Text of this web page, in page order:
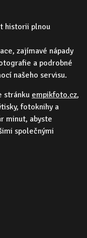
historii plnou
zajímavé nápady
a podrobné
našeho servisu.
stránku empikfoto.cz,
fotoknihy a
minut, abyste
společnými